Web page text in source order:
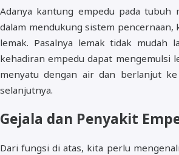
Adanya kantung empedu pada tubuh
dalam mendukung sistem pencernaan,
lemak. Pasalnya lemak tidak mudah
kehadiran empedu dapat mengemulsi
menyatu dengan air dan berlanjut
selanjutnya.
Gejala dan Penyakit
Dari fungsi di atas, kita perlu